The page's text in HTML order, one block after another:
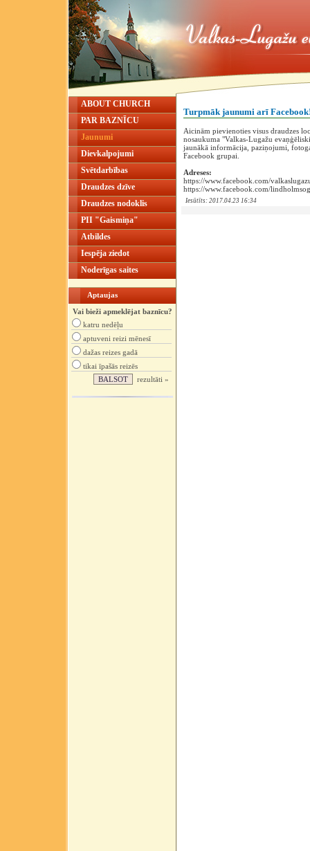
ABOUT CHURCH
PAR BAZNĪCU
Jaunumi
Dievkalpojumi
Svētdarbības
Draudzes dzīve
Draudzes nodoklis
PII "Gaismiņa"
Atbildes
Iespēja ziedot
Noderīgas saites
Aptaujas
Vai bieži apmeklējat baznīcu?
katru nedēļu
aptuveni reizi mēnesī
dažas reizes gadā
tikai īpašās reizēs
rezultāti »
Turpmāk jaunumi arī
Aicinām pievienoties visus draudzes
nosaukuma "Valkas-Lugažu
jaunākā informācija, paziņojumi,
Facebook grupai.
‌Adreses:
‌https://www.facebook.com/
‌https://www.facebook.com/
Iesūtīts: 2017.04.23 16:34